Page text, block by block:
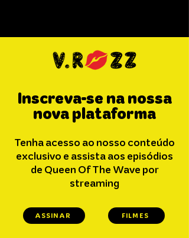
Inscreva-se na nossa
nova plataforma
Tenha acesso ao nosso conteúdo
exclusivo e assista aos episódios
de Queen Of The Wave por
streaming
ASSINAR FILMES